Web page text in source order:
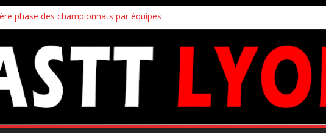
phase des championnats par équipes
pour nos équipes
– c’est parti !
2026 – ouvertures inscriptions aux joueurs non licenciés au club
équipes – 21/22 Mars 2026